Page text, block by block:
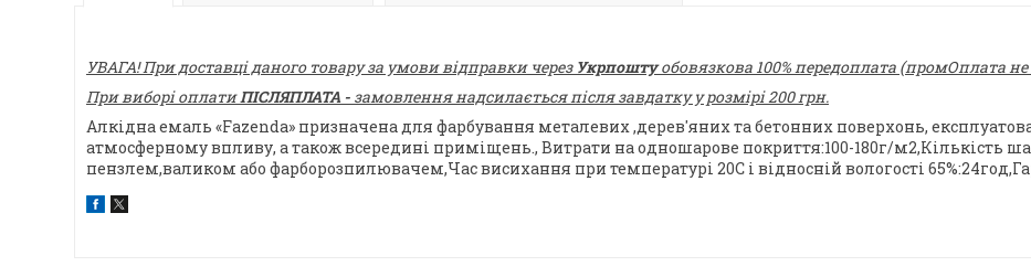
УВАГА! При доставці даного товару за умови відправки через Укрпоштуобовязкова 100% передоплата (промОплата не
При виборі оплатиПІСЛЯПЛАТА - замовлення надсилається після завдатку у розмірі 200 грн.
Алкідна емаль «Fazenda» призначена для фарбування металевих ,дерев'яних та бетонних поверхонь,
атмосферному впливу, а також всередині приміщень., Витрати на одношарове покриття:100-180г/м2,Кількість
пензлем,валиком або фарборозпилювачем,Час висихання при температурі 20С і відносній вологості